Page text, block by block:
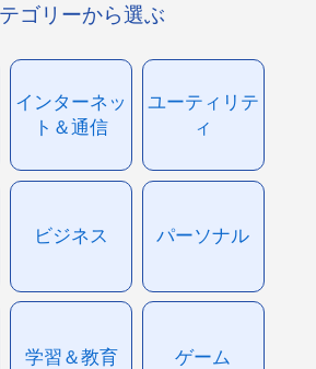
ゴリーから選ぶ
インターネッ
ト＆通信
ユーティリテ
ィ
ビジネス パーソナル
学習＆教育 ゲーム